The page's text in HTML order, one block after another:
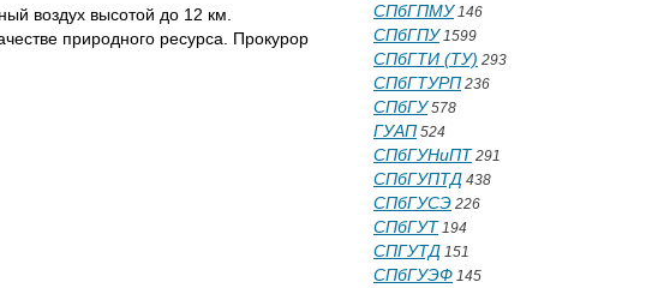
воздух высотой до 12 км.
природного ресурса. Прокурор
СПбГПМУ146
СПбГПУ1599
СПбГТИ (ТУ) 293
СПбГТУРП 236
СПбГУ578
ГУАП 524
СПбГУНиПТ 291
СПбГУПТД 438
СПбГУСЭ 226
СПбГУТ 194
СПГУТД 151
СПбГУЭФ 145